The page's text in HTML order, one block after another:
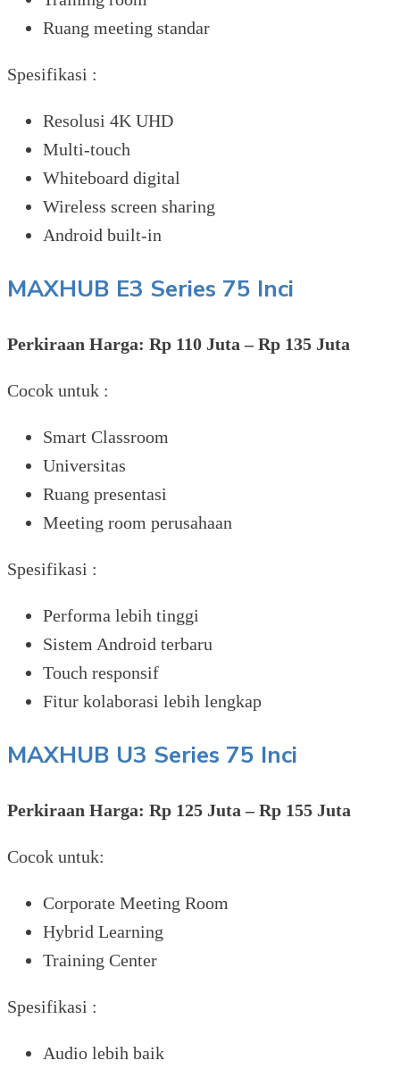
Ruang meeting standar
Spesifikasi :
Resolusi 4K UHD
Multi-touch
Whiteboard digital
Wireless screen sharing
Android built-in
MAXHUB E3 Series 75 Inci
Perkiraan Harga: Rp 110 Juta – Rp 135 Juta
Cocok untuk :
Smart Classroom
Universitas
Ruang presentasi
Meeting room perusahaan
Spesifikasi :
Performa lebih tinggi
Sistem Android terbaru
Touch responsif
Fitur kolaborasi lebih lengkap
MAXHUB U3 Series 75 Inci
Perkiraan Harga: Rp 125 Juta – Rp 155 Juta
Cocok untuk:
Corporate Meeting Room
Hybrid Learning
Training Center
Spesifikasi :
Audio lebih baik